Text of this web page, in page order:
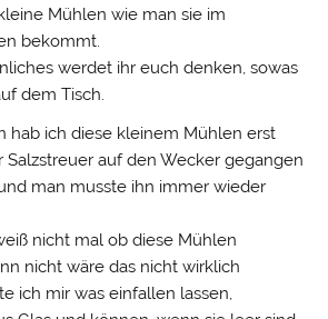
Mühlen wie man sie im
bekommt.
werdet ihr euch denken, sowas
dem Tisch.
hab ich diese kleinem Mühlen erst
auf den Wecker gegangen
man musste ihn immer wieder
nicht mal ob diese Mühlen
nicht wäre das nicht wirklich
ich mir was einfallen lassen,